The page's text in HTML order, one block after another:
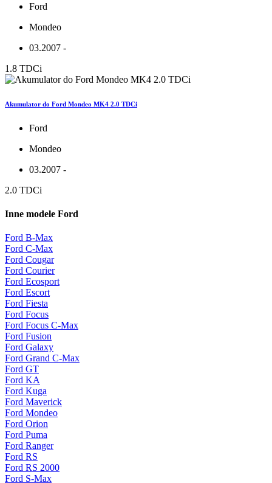
Ford
Mondeo
03.2007 -
1.8 TDCi
Akumulator do Ford Mondeo MK4 2.0 TDCi
Ford
Mondeo
03.2007 -
2.0 TDCi
Inne modele Ford
Ford B-Max
Ford C-Max
Ford Cougar
Ford Courier
Ford Ecosport
Ford Escort
Ford Fiesta
Ford Focus
Ford Focus C-Max
Ford Fusion
Ford Galaxy
Ford Grand C-Max
Ford GT
Ford KA
Ford Kuga
Ford Maverick
Ford Mondeo
Ford Orion
Ford Puma
Ford Ranger
Ford RS
Ford RS 2000
Ford S-Max